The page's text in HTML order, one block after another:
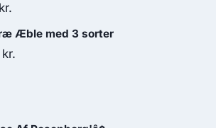
kr.
Æble med 3 sorter
kr.